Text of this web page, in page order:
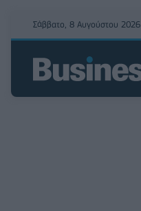
Σάββατο, 8 Αυγούστου 2026